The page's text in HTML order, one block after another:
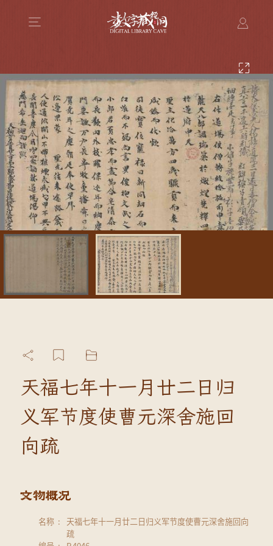
天福七年十一月廿二日归
义军节度使曹元深舍施回
向疏
名称
天福七年十一月廿二日归义军节度使曹元深舍施回向
疏